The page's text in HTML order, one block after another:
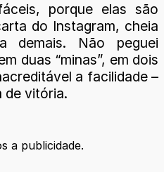
porque elas são
do Instagram, cheia
demais. Não peguei
duas “minas”, em dois
a facilidade –
de vitória.
a publicidade.